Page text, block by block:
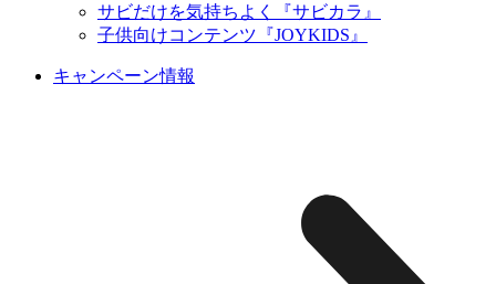
サビだけを気持ちよく『サビカラ』
子供向けコンテンツ『JOYKIDS』
キャンペーン情報